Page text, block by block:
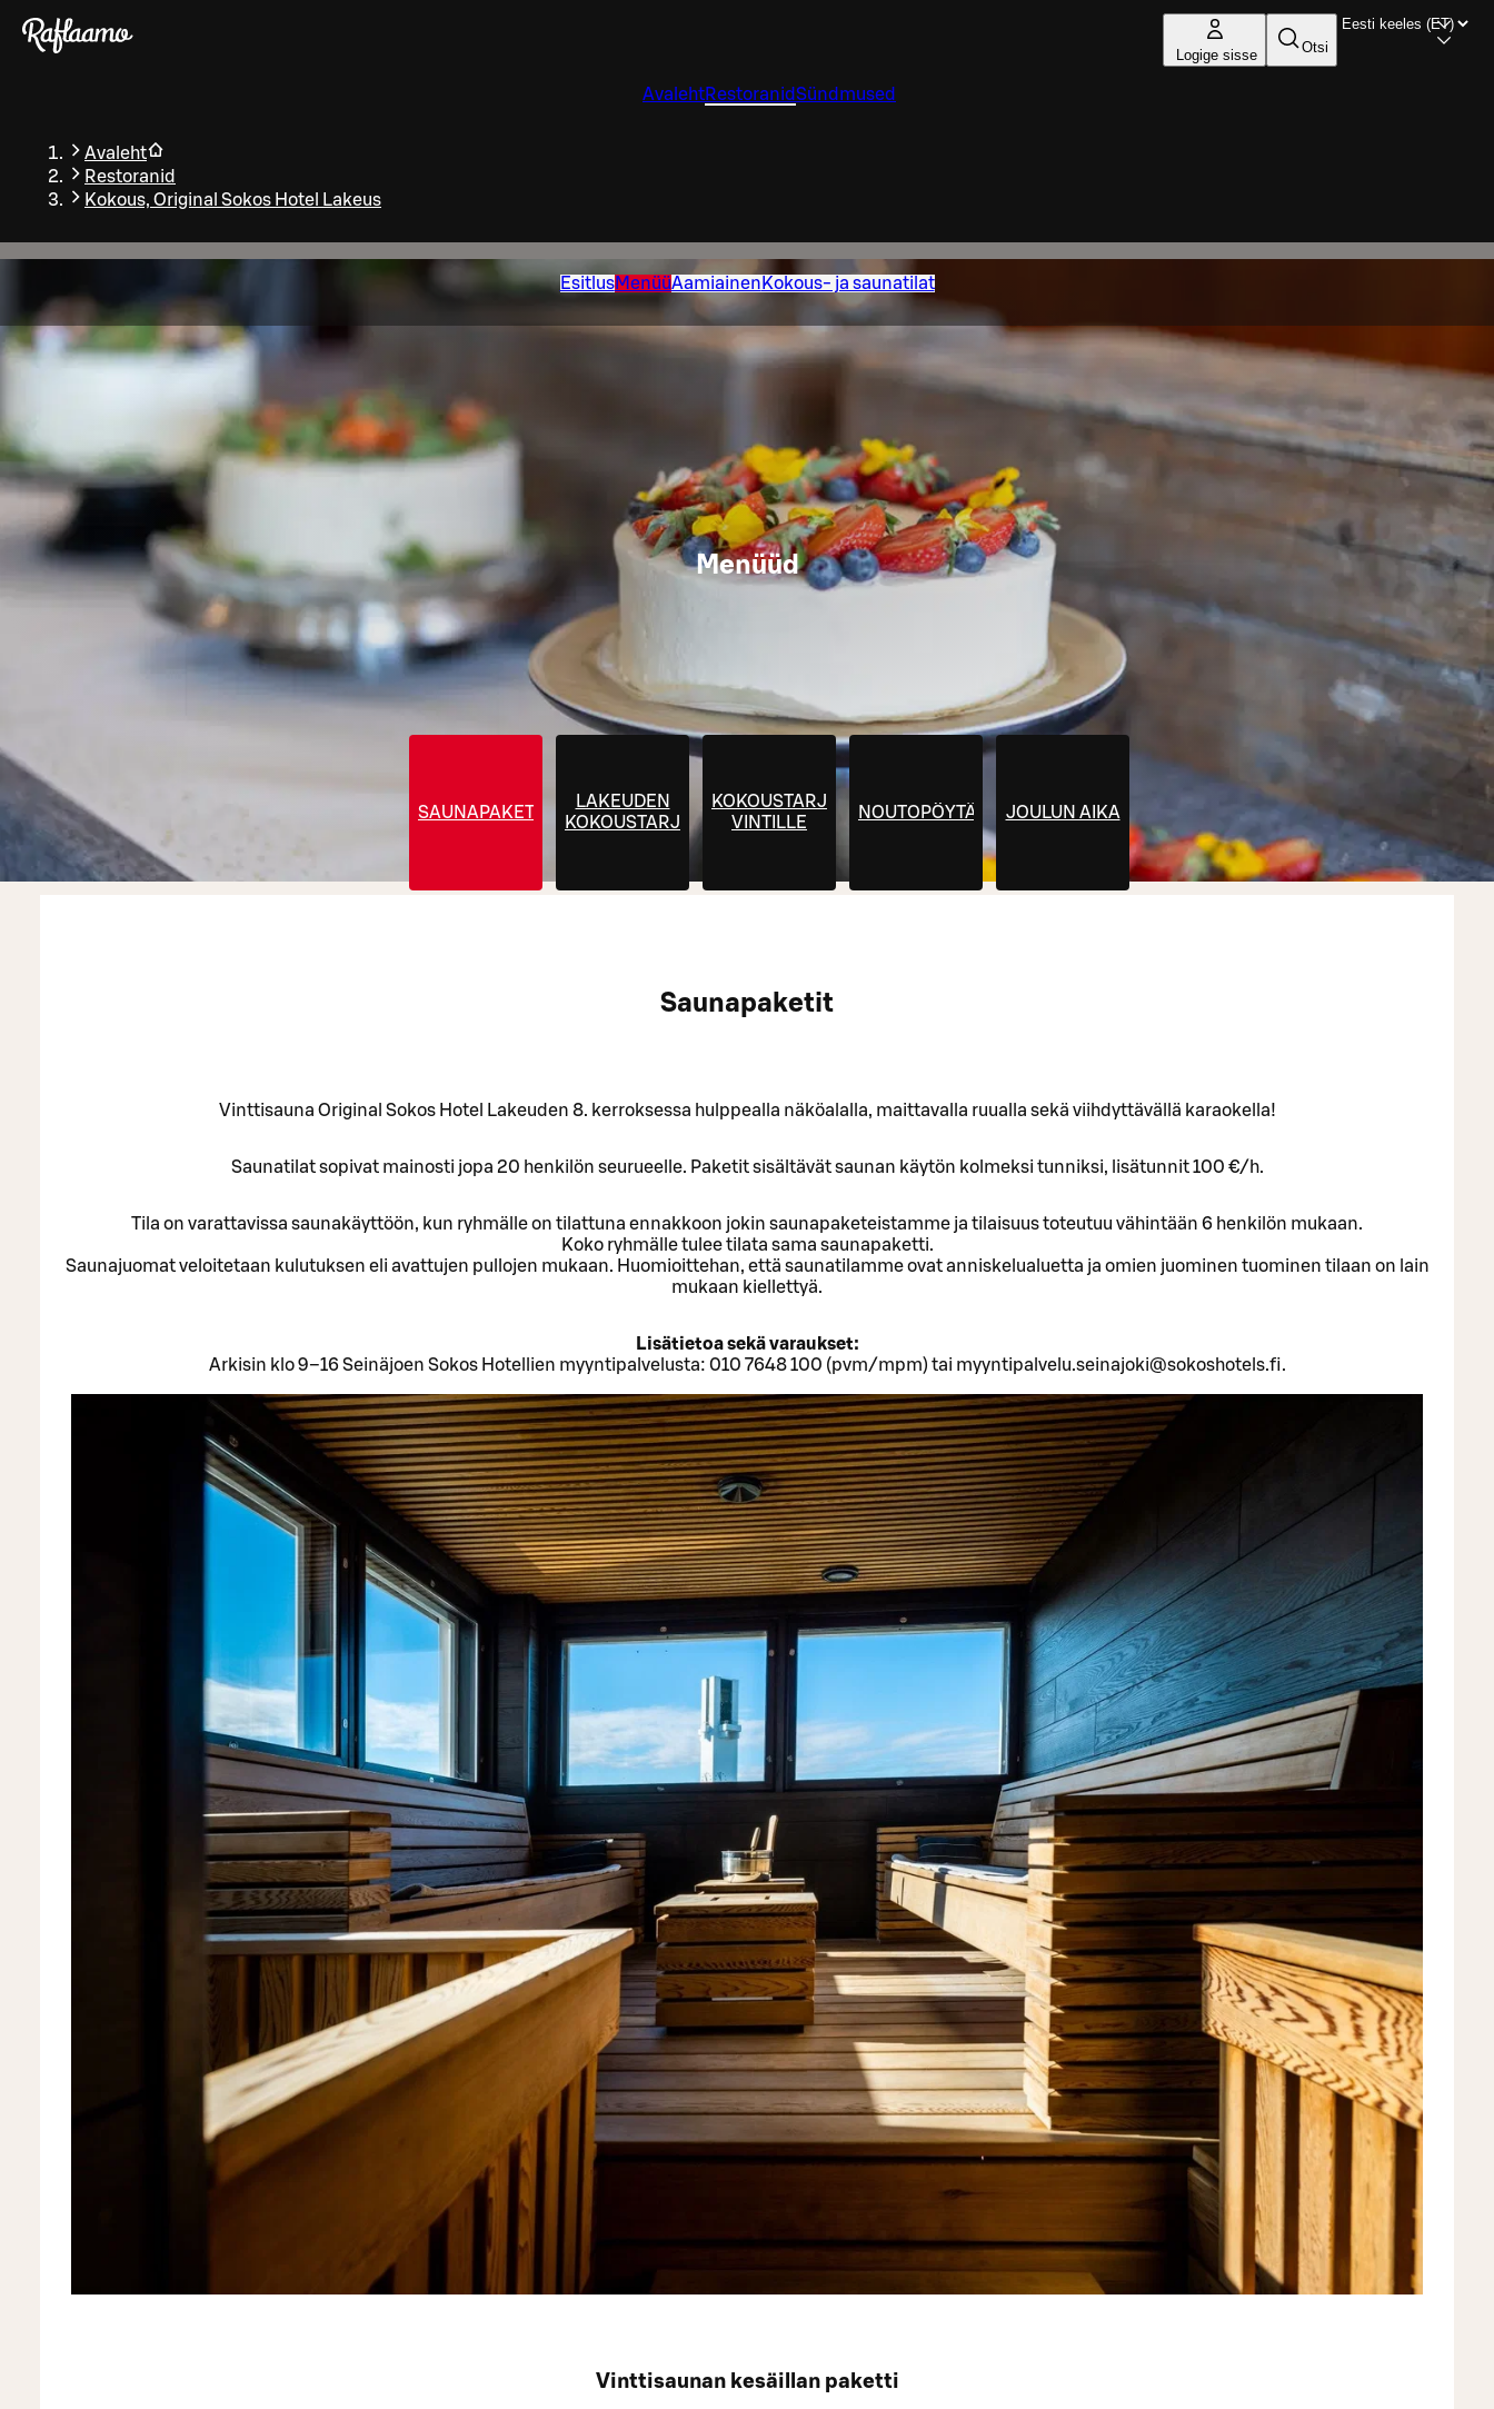
Liigu peamise sisu juurde
Logige sisse Otsi
AvalehtRestoranidSündmused
Avaleht
Restoranid
Kokous, Original Sokos Hotel Lakeus
EsitlusMenüüAamiainen Kokous- ja saunatilat
Menüüd
SAUNAPAKETIT
LAKEUDEN
KOKOUSTARJOILUT
KOKOUSTARJOILUT
VINTILLE
NOUTOPÖYTÄTARJOILUT
JOULUN AIKA
Saunapaketit
Vinttisauna Original Sokos Hotel Lakeuden 8. kerroksessa hulppealla näköalalla, maittavalla ruualla sekä viihdyttävällä karaokella!
Saunatilat sopivat mainosti jopa 20 henkilön seurueelle. Paketit sisältävät saunan käytön kolmeksi tunniksi, lisätunnit 100 €/h.
Tila on varattavissa saunakäyttöön, kun ryhmälle on tilattuna ennakkoon jokin saunapaketeistamme ja tilaisuus toteutuu vähintään 6 henkilön mukaan.
Koko ryhmälle tulee tilata sama saunapaketti.
Saunajuomat veloitetaan kulutuksen eli avattujen pullojen mukaan. Huomioittehan, että saunatilamme ovat anniskelualuetta ja omien juominen tuominen tilaan on lain
mukaan kiellettyä.
Lisätietoa sekä varaukset:
Arkisin klo 9–16 Seinäjoen Sokos Hotellien myyntipalvelusta: 010 7648 100 (pvm/mpm) tai myyntipalvelu.seinajoki@sokoshotels.fi.
Vinttisaunan kesäillan paketti